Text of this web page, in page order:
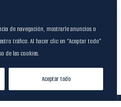
de navegación, mostrarle anuncios o
tráfico. Al hacer clic en “Aceptar todo”
de las cookies.
Aceptar todo